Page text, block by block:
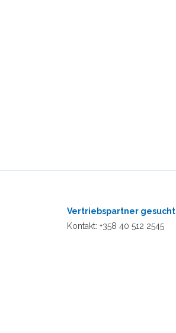
Vertriebspartner gesucht
Kontakt: +358 40 512 2545